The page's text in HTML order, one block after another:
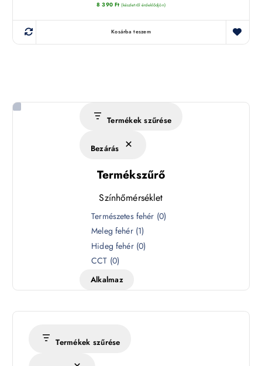
8 390 Ft (készletről érdeklődjön)
Kosárba teszem
Termékek szűrése
Bezárás
Termékszűrő
Színhőmérséklet
é
s
k
Természetes fehér (0)
Meleg fehér (1)
Hideg fehér (0)
CCT (0)
Alkalmaz
Termékek szűrése